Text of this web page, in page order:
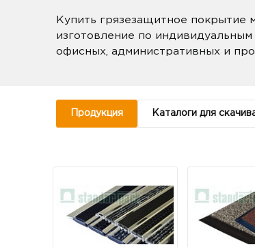
Купить грязезащитное покрытие
изготовление по
офисных, административных и
Продукция Каталоги для